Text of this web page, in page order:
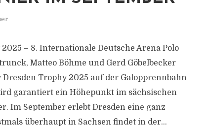
– 8. Internationale Deutsche Arena Polo
Matteo Böhme und Gerd Göbelbecker
Trophy 2025 auf der Galopprennbahn
garantiert ein Höhepunkt im sächsischen
Im September erlebt Dresden eine ganz
überhaupt in Sachsen findet in der...